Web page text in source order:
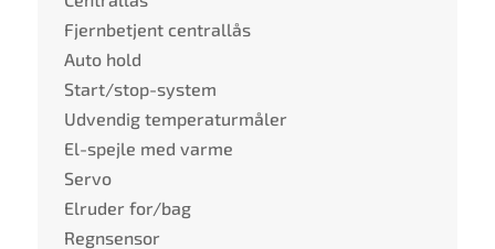
Fjernbetjent centrallås
Auto hold
Start/stop-system
Udvendig temperaturmåler
El-spejle med varme
Servo
Elruder for/bag
Regnsensor